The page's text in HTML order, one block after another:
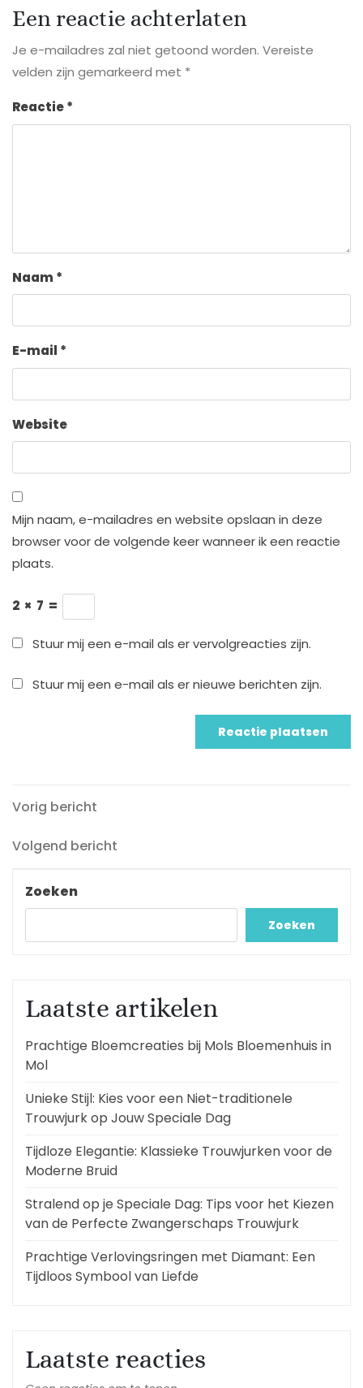
Een reactie achterlaten
Je e-mailadres zal niet getoond worden. Vereiste
velden zijn gemarkeerd met *
Reactie*
Naam *
E-mail *
Website
Mijn naam, e-mailadres en website opslaan in deze
browser voor de volgende keer wanneer ik een reactie
plaats.
2 × 7 =
Stuur mij een e-mail als er vervolgreacties zijn.
Stuur mij een e-mail als er nieuwe berichten zijn.
Berichtnavigatie
Vorig
Vorig bericht
Volgend
Volgend bericht
Zoeken
Zoeken
Laatste artikelen
Prachtige Bloemcreaties bij Mols Bloemenhuis in
Mol
Unieke Stijl: Kies voor een Niet-traditionele
Trouwjurk op Jouw Speciale Dag
Tijdloze Elegantie: Klassieke Trouwjurken voor de
Moderne Bruid
Stralend op je Speciale Dag: Tips voor het Kiezen
van de Perfecte Zwangerschaps Trouwjurk
Prachtige Verlovingsringen met Diamant: Een
Tijdloos Symbool van Liefde
Laatste reacties